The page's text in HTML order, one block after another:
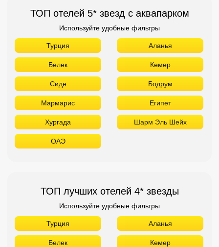
ТОП отелей 5* звезд с аквапарком
Используйте удобные фильтры
Турция Аланья
Белек Кемер
Сиде Бодрум
Мармарис Египет
Хургада Шарм Эль Шейх
ОАЭ
ТОП лучших отелей 4* звезды
Используйте удобные фильтры
Турция Аланья
Белек Кемер